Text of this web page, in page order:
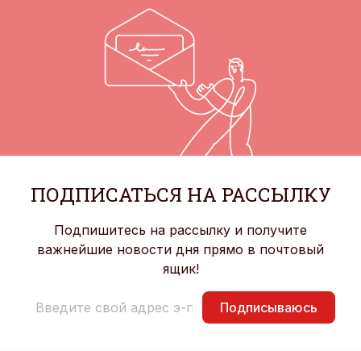
ПОДПИСАТЬСЯ НА РАССЫЛКУ
Подпишитесь на рассылку и получите
важнейшие новости дня прямо в почтовый
ящик!
Подписываюсь